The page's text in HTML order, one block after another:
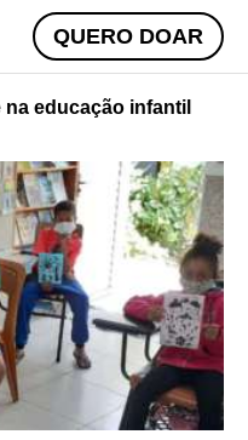
QUERO DOAR
educação infantil